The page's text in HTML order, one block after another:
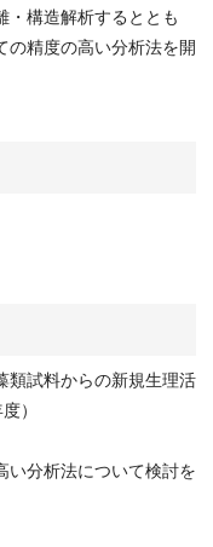
・構造解析するととも
の精度の高い分析法を開
類試料からの新規生理活
）
分析法について検討を